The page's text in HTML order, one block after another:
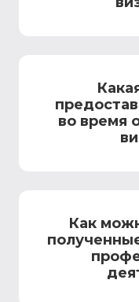
во время
Как